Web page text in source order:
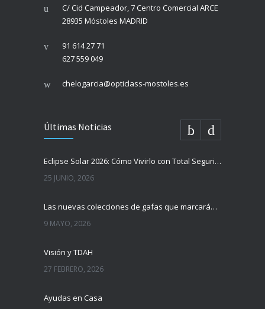
C/ Cid Campeador, 7 Centro Comercial ARCE
28935 Móstoles MADRID
91 614 27 71
627 559 049
chelogarcia@opticlass-mostoles.es
Últimas Noticias
Eclipse Solar 2026: Cómo Vivirlo con Total Seguridad
25 JUNIO, 2026
Las nuevas colecciones de gafas que marcarán tendencia esta temporada
9 MAYO, 2026
Visión y TDAH
27 FEBRERO, 2026
Ayudas en Casa